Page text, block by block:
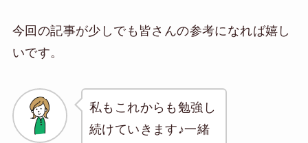
今回の記事が少しでも皆さんの参考になれば嬉し
いです。
私もこれからも勉強し
続けていきます♪一緒